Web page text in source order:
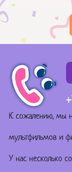
К сожалению, мы
мультфильмов и
У нас несколько